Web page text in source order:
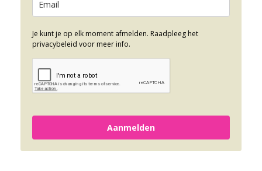
Je kunt je op elk moment afmelden. Raadpleeg het
privacybeleid voor meer info.
Aanmelden